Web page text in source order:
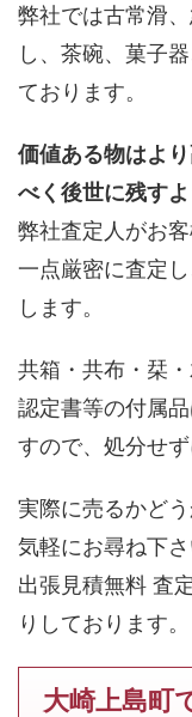
弊社では古常滑
し、茶碗、菓子
ております。
価値ある物はよ
べく後世に残す
弊社査定人がお
一点厳密に査定
します。
共箱・共布・栞
認定書等の付属
すので、処分せ
実際に売るかど
気軽にお尋ね下さ
出張見積無料 査
りしております。
大崎上島町